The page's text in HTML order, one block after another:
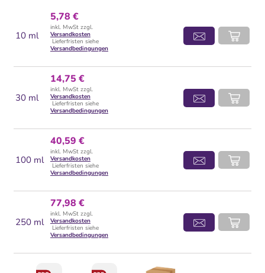
10 ml
5,78 €
inkl. MwSt zzgl.
Versandkosten
Lieferfristen siehe
Versandbedingungen
30 ml
14,75 €
inkl. MwSt zzgl.
Versandkosten
Lieferfristen siehe
Versandbedingungen
100 ml
40,59 €
inkl. MwSt zzgl.
Versandkosten
Lieferfristen siehe
Versandbedingungen
250 ml
77,98 €
inkl. MwSt zzgl.
Versandkosten
Lieferfristen siehe
Versandbedingungen